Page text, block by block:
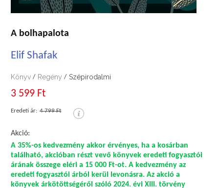
A bolhapalota
Elif Shafak
Könyv / Regény / Szépirodalmi
3 599 Ft
Eredeti ár: 4 799 Ft
Akció:
A 35%-os kedvezmény akkor érvényes, ha a kosárban
található, akcióban részt vevő könyvek eredeti fogyasztói
árának összege eléri a 15 000 Ft-ot. A kedvezmény az
eredeti fogyasztói árból kerül levonásra. Az akció a
könyvek árkötöttségéről szóló 2024. évi XIII. törvény